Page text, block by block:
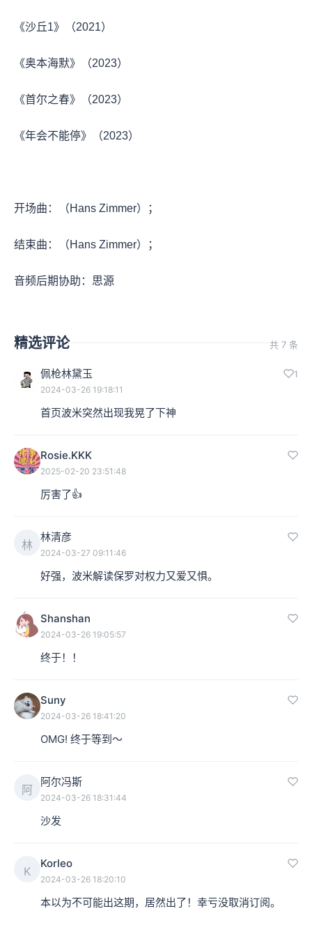
《沙丘1》（2021）
《奥本海默》（2023）
《首尔之春》（2023）
《年会不能停》（2023）
开场曲：（Hans Zimmer）；
结束曲：（Hans Zimmer）；
音频后期协助：思源
精选评论 共 7 条
佩枪林黛玉 1
2024-03-26 19:18:11
首页波米突然出现我晃了下神
Rosie.KKK
2025-02-20 23:51:48
厉害了👍
林
林清彦
2024-03-27 09:11:46
好强，波米解读保罗对权力又爱又惧。
Shanshan
2024-03-26 19:05:57
终于！！
Suny
2024-03-26 18:41:20
OMG! 终于等到～
阿
阿尔冯斯
2024-03-26 18:31:44
沙发
K
Korleo
2024-03-26 18:20:10
本以为不可能出这期，居然出了！幸亏没取消订阅。